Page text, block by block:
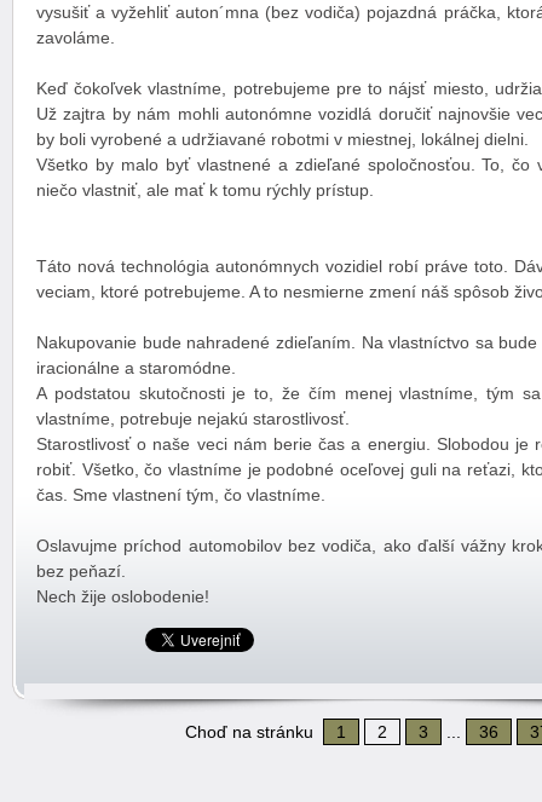
vysušiť a vyžehliť auton´mna (bez vodiča) pojazdná práčka,
zavoláme.
Keď čokoľvek vlastníme, potrebujeme pre to nájsť miesto,
Už zajtra by nám mohli autonómne vozidlá doručiť najnovšie
by boli vyrobené a udržiavané robotmi v miestnej, lokálnej dielni.
Všetko by malo byť vlastnené a zdieľané spoločnosťou. To, čo
niečo vlastniť, ale mať k tomu rýchly prístup.
Táto nová technológia autonómnych vozidiel robí práve toto.
veciam, ktoré potrebujeme. A to nesmierne zmení náš spôsob
Nakupovanie bude nahradené zdieľaním. Na vlastníctvo sa
iracionálne a staromódne.
A podstatou skutočnosti je to, že čím menej vlastníme, tým
vlastníme, potrebuje nejakú starostlivosť.
Starostlivosť o naše veci nám berie čas a energiu. Slobodou je
robiť. Všetko, čo vlastníme je podobné oceľovej guli na reťazi,
čas. Sme vlastnení tým, čo vlastníme.
Oslavujme príchod automobilov bez vodiča, ako ďalší vážny
bez peňazí.
Nech žije oslobodenie!
Choď na stránku 1 2 3 36